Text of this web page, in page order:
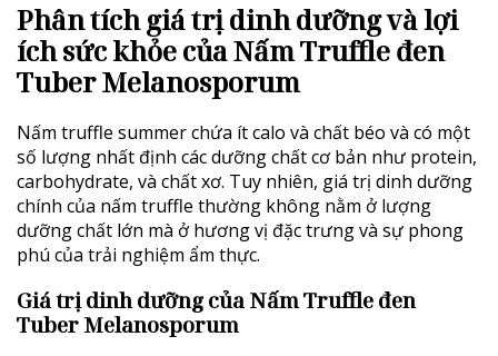
Phân tích giá trị dinh dưỡng và lợi
ích sức khỏe của Nấm Truffle đen
Tuber Melanosporum
Nấm truffle summer chứa ít calo và chất béo và có một
số lượng nhất định các dưỡng chất cơ bản như protein,
carbohydrate, và chất xơ. Tuy nhiên, giá trị dinh dưỡng
chính của nấm truffle thường không nằm ở lượng
dưỡng chất lớn mà ở hương vị đặc trưng và sự phong
phú của trải nghiệm ẩm thực.
Giá trị dinh dưỡng của Nấm Truffle đen
Tuber Melanosporum